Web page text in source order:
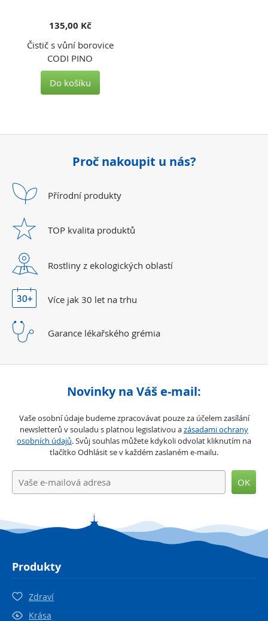
135,00 Kč
Čistič s vůní borovice
CODI PINO
Do košíku
Proč nakoupit u nás?
Přírodní produkty
TOP kvalita produktů
Rostliny z ekologických oblastí
Více jak 30 let na trhu
Garance lékařského grémia
Novinky na Váš e-mail:
Vaše osobní údaje budeme zpracovávat pouze za účelem zasílání
newsletterů v souladu s platnou legislativou azásadami ochrany
osobních údajů. Svůj souhlas můžete kdykoli odvolat kliknutím na
tlačítko Odhlásit se v každém zaslaném e-mailu.
OK
Produkty
Zdraví
Krása